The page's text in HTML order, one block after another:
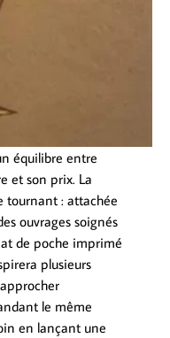
équilibre entre
et son prix. La
tournant : attachée
ouvrages soignés
de poche imprimé
plusieurs
le même
en lançant une